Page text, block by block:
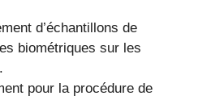
d’échantillons de
biométriques sur les
pour la procédure de